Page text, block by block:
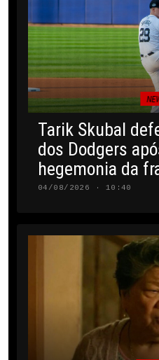
Tarik Skubal
dos Dodgers
hegemonia da
04/08/2026 · 10:40